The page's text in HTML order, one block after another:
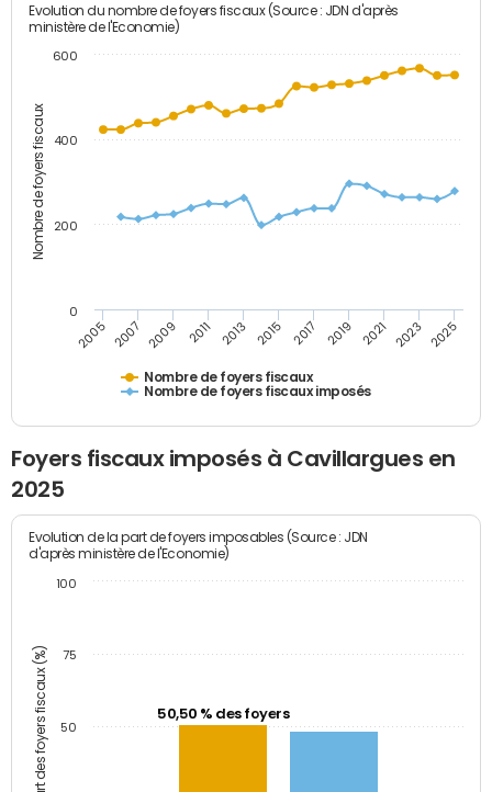
Nombre de foyers fiscaux
Evolution du nombre de foyers fiscaux (Source : JDN d'après
ministère de l'Economie)
Nombre de foyers fiscaux
Nombre de foyers fiscaux imposés
2005 2007 2009 2011 2013 2015 2017 2019 2021 2023 2025
0
200
400
600
Foyers fiscaux imposés à Cavillargues en
2025
Part des foyers fiscaux (%)
Evolution de la part de foyers imposables (Source : JDN
d'après ministère de l'Economie)
50,50 % des foyers
50
75
100